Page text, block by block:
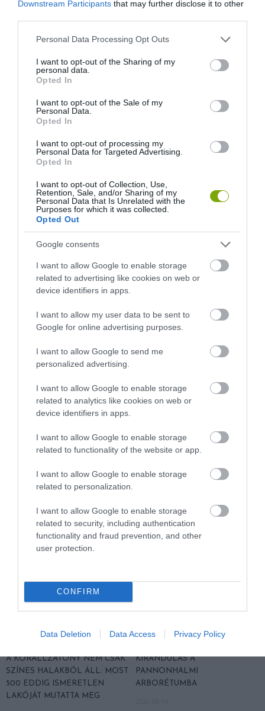
Downstream Participants that may further disclose it to other
Please note that this website/app uses one or more Google
not limited to your visit or usage behaviour. You may click to
grant or deny consent to Google and its third-party tags to
use your data for below specified purposes in below Google
consent section.
Personal Data Processing Opt Outs
I want to opt-out of the Sharing of my
personal data.
Opted In
I want to opt-out of the Sale of my
Personal Data.
Opted In
I want to opt-out of processing my
Personal Data for Targeted Advertising.
Opted In
I want to opt-out of Collection, Use,
Retention, Sale, and/or Sharing of my
Personal Data that Is Unrelated with the
Purposes for which it was collected.
Opted Out
Google consents
I want to allow Google to enable storage
related to advertising like cookies on web or
device identifiers in apps.
I want to allow my user data to be sent to
Google for online advertising purposes.
I want to allow Google to send me
personalized advertising.
I want to allow Google to enable storage
related to analytics like cookies on web or
device identifiers in apps.
I want to allow Google to enable storage
related to functionality of the website or app.
I want to allow Google to enable storage
related to personalization.
I want to allow Google to enable storage
related to security, including authentication
functionality and fraud prevention, and other
user protection.
CONFIRM
Data Deletion Data Access Privacy Policy
ELŐZŐ CIKK
ÍGY NÉZTEK KI GYÜMÖLCSEINK ÉS ZÖLDSÉGEINK A
TERMESZTÉSBE VONÁS ELŐTT
KÖVETKEZŐ CIKK
NAGYSZERŰ FEJTÖRŐ 1880-BÓL! MEGFEJTED A REJTVÉNYT?
A KORALLZÁTONY NEM CSAK
SZÍNES HALAKBÓL ÁLL: MOST
500 EDDIG ISMERETLEN
LAKÓJÁT MUTATTA MEG
KIRÁNDULÁS A
PANNONHALMI
ARBORÉTUMBA